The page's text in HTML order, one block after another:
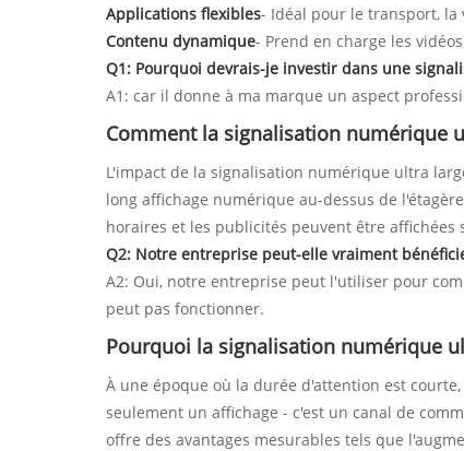
Applications flexibles- Idéal pour le transport, la
Contenu dynamique- Prend en charge les
Q1: Pourquoi devrais-je investir dans une
A1: car il donne à ma marque un aspect
Comment la signalisation numérique
L'impact de la signalisation numérique ultra
long affichage numérique au-dessus de
horaires et les publicités peuvent être
Q2: Notre entreprise peut-elle vraiment
A2: Oui, notre entreprise peut l'utiliser pour
peut pas fonctionner.
Pourquoi la signalisation numérique
À une époque où la durée d'attention est
seulement un affichage - c'est un canal de
offre des avantages mesurables tels que